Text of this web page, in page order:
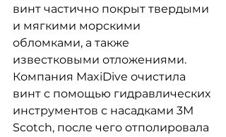
винт частично покрыт твердыми
и мягкими морскими
обломками, а также
известковыми отложениями.
Компания MaxiDive очистила
винт с помощью гидравлических
инструментов с насадками 3M
Scotch, после чего отполировала